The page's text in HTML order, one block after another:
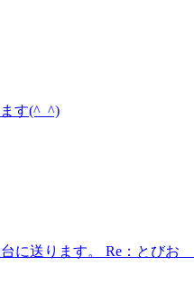
す(^_^)
本日、仙台に送り